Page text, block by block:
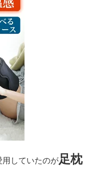
していたのが足枕